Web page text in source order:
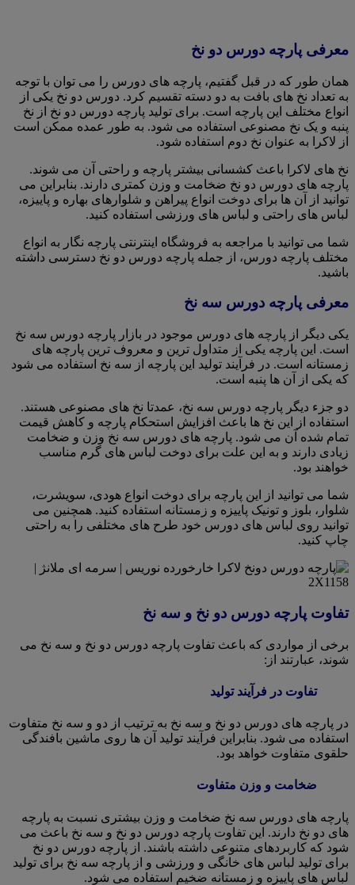
معرفی پارچه دورس دو نخ
همان طور که در قبل گفتیم، پارچه های دورس را می توان با توجه
به تعداد نخ های بافت به دو دسته تقسیم کرد. دورس دو نخ یکی از
انواع مختلف این پارچه است. برای تولید پارچه دورس دو نخ از نخ
پنبه و یک نخ مصنوعی استفاده می شود. به طور عمده ممکن است
از لاکرا به عنوان نخ دوم استفاده شود.
نخ های لاکرا باعث کشسانی بیشتر پارچه و راحتی آن می شوند.
پارچه های دورس دو نخ ضخامت و وزن کمتری دارند. بنابراین می
توانید از آن ها برای دوخت انواع پیراهن و شلوارهای بهاره و پاییزه،
لباس های راحتی و لباس های ورزشی استفاده کنید.
شما می توانید با مراجعه به فروشگاه اینترنتی پارچه نگار به انواع
مختلف پارچه دورس، از جمله پارچه دورس دو نخ دسترسی داشته
باشید.
معرفی پارچه دورس سه نخ
یکی دیگر از پارچه های دورس موجود در بازار پارچه دورس سه نخ
است. این پارچه یکی از متداول ترین و معروف ترین پارچه های
زمستانه است. در فرآیند تولید این پارچه از سه نخ استفاده می شود
که یکی از آن ها پنبه است.
دو جزء دیگر پارچه دورس سه نخ، عمدتا نخ های مصنوعی هستند.
استفاده از این نخ ها باعث افزایش استحکام پارچه و کاهش قیمت
تمام شده آن می شود. پارچه های دورس سه نخ وزن و ضخامت
زیادی دارند و به این علت برای دوخت لباس های گرم مناسب
خواهند بود.
شما می توانید از این پارچه برای دوخت انواع هودی، سویشرت،
شلوار، بلوز و تونیک پاییزه و زمستانه استفاده کنید. همچنین می
توانید روی لباس های دورس خود طرح های مختلفی را به راحتی
چاپ کنید.
تفاوت پارچه دورس دو نخ و سه نخ
برخی از مواردی که باعث تفاوت پارچه دورس دو نخ و سه نخ می
شوند، عبارتند از:
تفاوت در فرآیند تولید
در پارچه های دورس دو نخ و سه نخ به ترتیب از دو و سه نخ متفاوت
استفاده می شود. بنابراین فرآیند تولید آن ها روی ماشین بافندگی
حلقوی متفاوت خواهد بود.
ضخامت و وزن متفاوت
پارچه های دورس سه نخ ضخامت و وزن بیشتری نسبت به پارچه
های دو نخ دارند. این تفاوت پارچه دورس دو نخ و سه نخ باعث می
شود که کاربردهای متنوعی داشته باشند. از پارچه دورس دو نخ
برای تولید لباس های خانگی و ورزشی و از پارچه سه نخ برای تولید
لباس های پاییزه و زمستانه ضخیم استفاده می شود.